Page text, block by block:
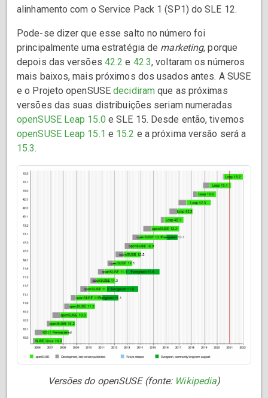
alinhamento com o Service Pack 1 (SP1) do SLE 12.
Pode-se dizer que esse salto no número foi
principalmente uma estratégia de marketing, porque
depois das versões 42.2 e 42.3, voltaram os números
mais baixos, mais próximos dos usados antes. A SUSE
e o Projeto openSUSEdecidiram que as próximas
versões das suas distribuições seriam numeradas
openSUSE Leap 15.0 e SLE 15. Desde então, tivemos
openSUSE Leap 15.1 e 15.2 e a próxima versão será a
15.3.
Versões do openSUSE (fonte: Wikipedia)